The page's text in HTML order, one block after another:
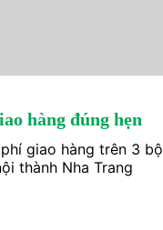
hàng đúng hẹn
giao hàng trên 3 bộ
thành Nha Trang